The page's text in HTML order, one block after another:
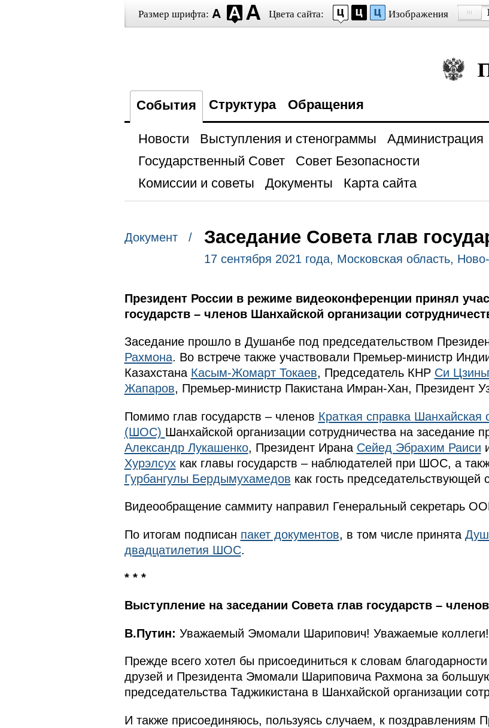
Размер шрифта: Цвета сайта: Изображения
События Структура Обращения
Новости Выступления и стенограммы
Администрация
Государственный Совет
Совет Безопасности
Комиссии и советы
Документы Карта сайта
Документ / Заседание Совета глав
17 сентября 2021 года, Московская область,
Президент России в режиме видеоконференции принял
государств – членов Шанхайской организации
Заседание прошло в Душанбе под председательством
Рахмона. Во встрече также участвовали Премьер-министр
Казахстана Касым-Жомарт Токаев, Председатель КНР Си
Жапаров, Премьер-министр Пакистана Имран-Хан, Президент
Помимо глав государств – членов Краткая справка Шанхайская
(ШОС) Шанхайской организации сотрудничества на заседание
Александр Лукашенко, Президент Ирана Сейед Эбрахим Раиси
Хурэлсухкак главы государств – наблюдателей при ШОС, а
Гурбангулы Бердымухамедов как гость председательствующей
Видеообращение саммиту направил Генеральный секретарь
По итогам подписан пакет документов, в том числе принята
двадцатилетия ШОС.
* * *
Выступление на заседании Совета глав государств –
В.Путин: Уважаемый Эмомали Шарипович! Уважаемые коллеги!
Прежде всего хотел бы присоединиться к словам
друзей и Президента Эмомали Шариповича Рахмона за
председательства Таджикистана в Шанхайской организации
И также присоединяюсь, пользуясь случаем, к поздравлениям